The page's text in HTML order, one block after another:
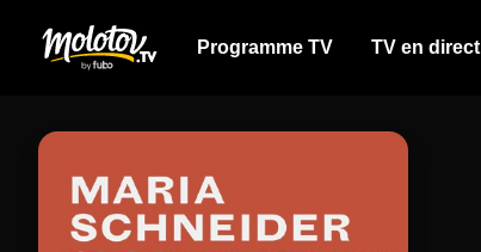
Programme TV TV en direct